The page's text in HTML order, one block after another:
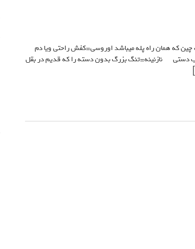
همان راه پله میباشد اوروسی=کفش راحتی ویا دم
دستی نازنینه=تنگ بزرگ بدون دسته را که قدیم در بقل